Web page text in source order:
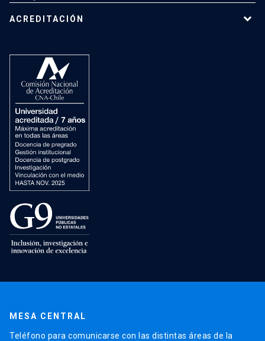
ACREDITACIÓN
MESA CENTRAL
Teléfono para comunicarse con las distintas áreas de la